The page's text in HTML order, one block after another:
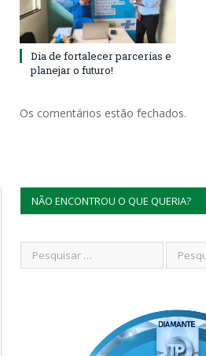
Dia de fortalecer parcerias e
planejar o futuro!
Os comentários estão fechados.
NÃO ENCONTROU O QUE QUERIA?